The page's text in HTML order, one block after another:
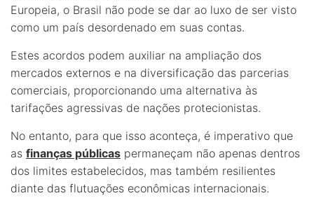
Europeia, o Brasil não pode se dar ao luxo de ser visto
como um país desordenado em suas contas.
Estes acordos podem auxiliar na ampliação dos
mercados externos e na diversificação das parcerias
comerciais, proporcionando uma alternativa às
tarifações agressivas de nações protecionistas.
No entanto, para que isso aconteça, é imperativo que
as finanças públicas permaneçam não apenas dentros
dos limites estabelecidos, mas também resilientes
diante das flutuações econômicas internacionais.